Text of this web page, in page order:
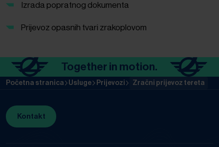
Izrada popratnog dokumenta
Prijevoz opasnih tvari zrakoplovom
Together in motion.
Početna stranica Usluge Prijevozi Zračni prijevoz tereta
Kontakt